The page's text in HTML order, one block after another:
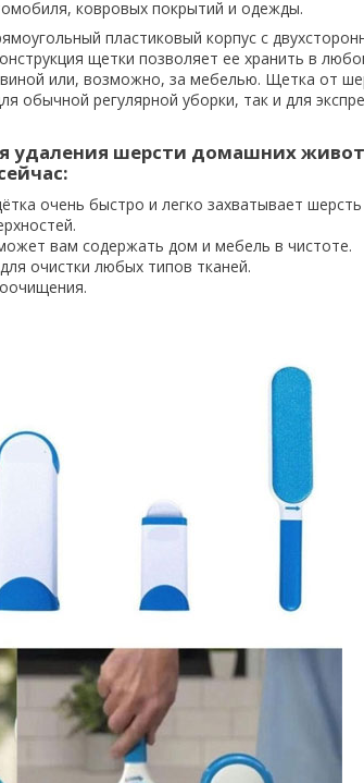
ковровых покрытий и одежды.
пластиковый корпус с
щетки позволяет ее хранить в
или, возможно, за мебелью. Щетка от
обычной регулярной уборки, так и для
удаления шерсти домашних
очень быстро и легко захватывает
вам содержать дом и мебель в чистоте.
очистки любых типов тканей.